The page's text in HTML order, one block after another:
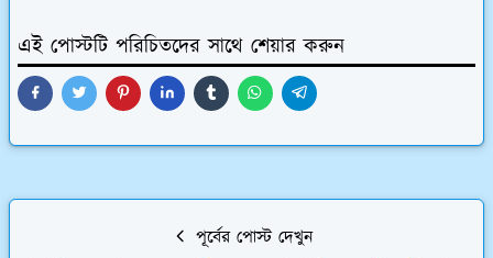
এই পোস্টটি পরিচিতদের সাথে শেয়ার করুন
পূর্বের পোস্ট দেখুন